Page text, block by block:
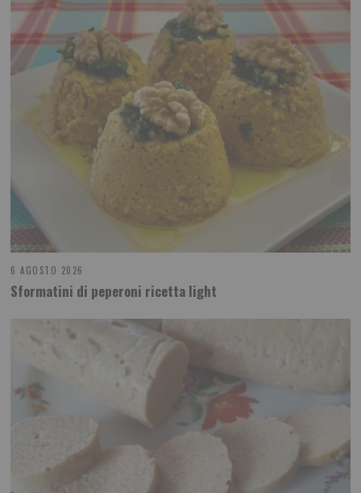
6 AGOSTO 2026
Sformatini di peperoni ricetta light